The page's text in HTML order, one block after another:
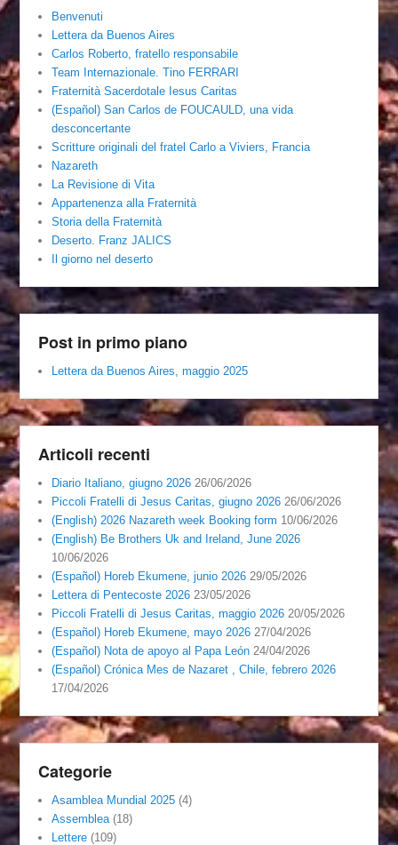
Benvenuti
Lettera da Buenos Aires
Carlos Roberto, fratello responsabile
Team Internazionale. Tino FERRARI
Fraternità Sacerdotale Iesus Caritas
(Español) San Carlos de FOUCAULD, una vida
desconcertante
Scritture originali del fratel Carlo a Viviers, Francia
Nazareth
La Revisione di Vita
Appartenenza alla Fraternità
Storia della Fraternità
Deserto. Franz JALICS
Il giorno nel deserto
Post in primo piano
Lettera da Buenos Aires, maggio 2025
Articoli recenti
Diario Italiano, giugno 2026 26/06/2026
Piccoli Fratelli di Jesus Caritas, giugno 2026 26/06/2026
(English) 2026 Nazareth week Booking form 10/06/2026
(English) Be Brothers Uk and Ireland, June 2026
10/06/2026
(Español) Horeb Ekumene, junio 2026 29/05/2026
Lettera di Pentecoste 2026 23/05/2026
Piccoli Fratelli di Jesus Caritas, maggio 2026 20/05/2026
(Español) Horeb Ekumene, mayo 2026 27/04/2026
(Español) Nota de apoyo al Papa León 24/04/2026
(Español) Crónica Mes de Nazaret , Chile, febrero 2026
17/04/2026
Categorie
Asamblea Mundial 2025 (4)
Assemblea (18)
Lettere (109)